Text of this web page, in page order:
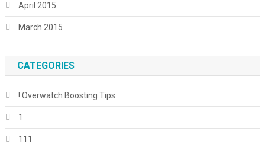
April 2015
March 2015
CATEGORIES
! Overwatch Boosting Tips
1
111